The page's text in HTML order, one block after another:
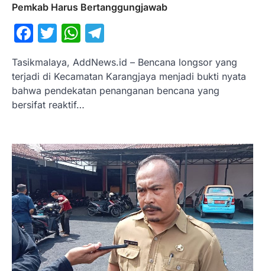
Pemkab Harus Bertanggungjawab
Facebook
TwitterWhatsApp
Tasikmalaya, AddNews.id – Bencana longsor yang
terjadi di Kecamatan Karangjaya menjadi bukti nyata
bahwa pendekatan penanganan bencana yang
bersifat reaktif…